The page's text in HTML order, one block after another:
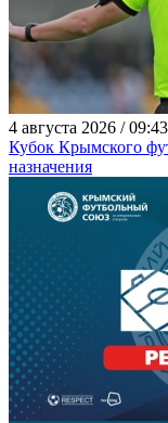
4 августа 2026 / 09:43
Кубок Крымского
назначения